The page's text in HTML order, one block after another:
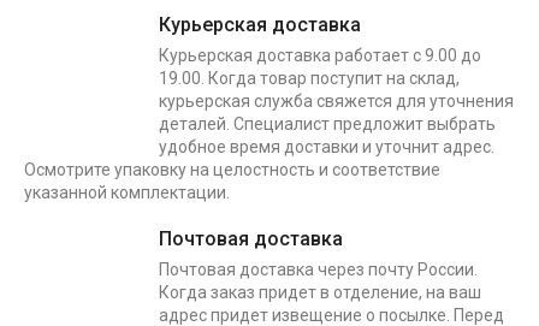
Курьерская доставка
Курьерская доставка работает с 9.00 до
19.00. Когда товар поступит на склад,
курьерская служба свяжется для уточнения
деталей. Специалист предложит выбрать
удобное время доставки и уточнит адрес.
Осмотрите упаковку на целостность и соответствие
указанной комплектации.
Почтовая доставка
Почтовая доставка через почту России.
Когда заказ придет в отделение, на ваш
адрес придет извещение о посылке. Перед